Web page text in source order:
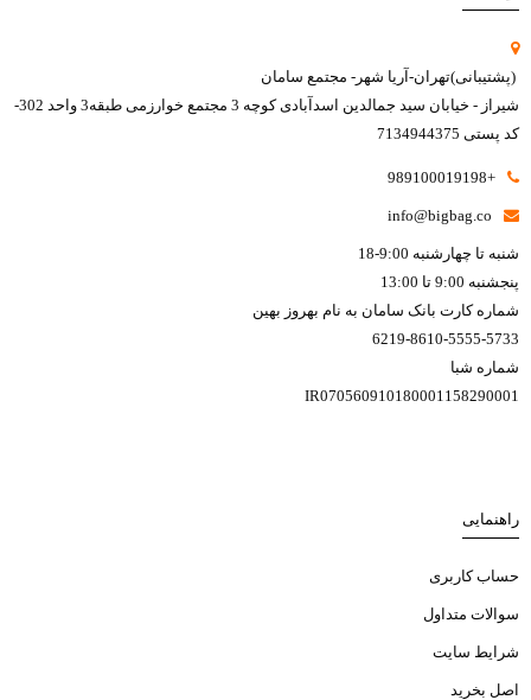
(پشتیبانی)تهران-آریا شهر- مجتمع سامان
شیراز - خیابان سید جمالدین اسدآبادی کوچه 3 مجتمع خوارزمی طبقه3 واحد 302-
کد پستی 7134944375
+989100019198
info@bigbag.co
شنبه تا چهارشنبه 9:00-18
پنجشنبه 9:00 تا 13:00
شماره کارت بانک سامان به نام بهروز بهین
6219-8610-5555-5733
شماره شبا
IR070560910180001158290001
راهنمایی
حساب کاربری
سوالات متداول
شرایط سایت
اصل بخرید